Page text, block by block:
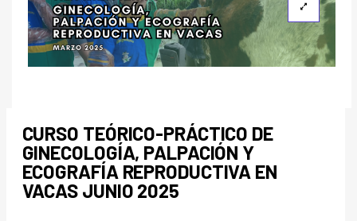
CURSO TEÓRICO-PRÁCTICO DE
GINECOLOGÍA, PALPACIÓN Y
ECOGRAFÍA REPRODUCTIVA EN
VACAS JUNIO 2025